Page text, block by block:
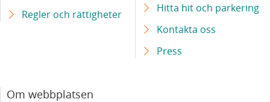
Regler och rättigheter
Hitta hit och parkering
Kontakta oss
Press
Om webbplatsen